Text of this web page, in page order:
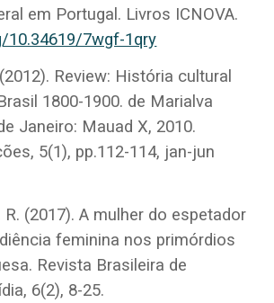
em Portugal. Livros ICNOVA.
10.34619/7wgf-1qry
Review: História cultural
1800-1900. de Marialva
Janeiro: Mauad X, 2010.
5(1), pp.112-114, jan-jun
R. (2017). A mulher do espetador
feminina nos primórdios
Revista Brasileira de
6(2), 8-25.